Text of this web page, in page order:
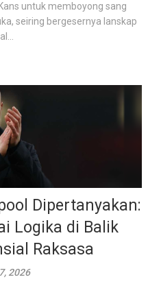
untuk memboyong sang
seiring bergesernya lanskap
Dipertanyakan:
Logika di Balik
Raksasa
2026